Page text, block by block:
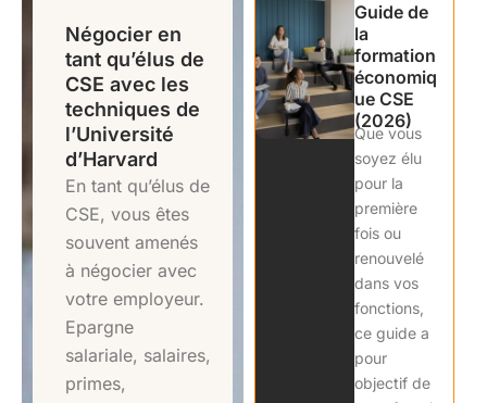
Négocier en
tant qu’élus de
CSE avec les
techniques de
l’Université
d’Harvard
En tant qu’élus de
CSE, vous êtes
souvent amenés
à négocier avec
votre employeur.
Epargne
salariale, salaires,
primes,
Guide de
la
formation
économiq
ue CSE
(2026)
Que vous
soyez élu
pour la
première
fois ou
renouvelé
dans vos
fonctions,
ce guide a
pour
objectif de